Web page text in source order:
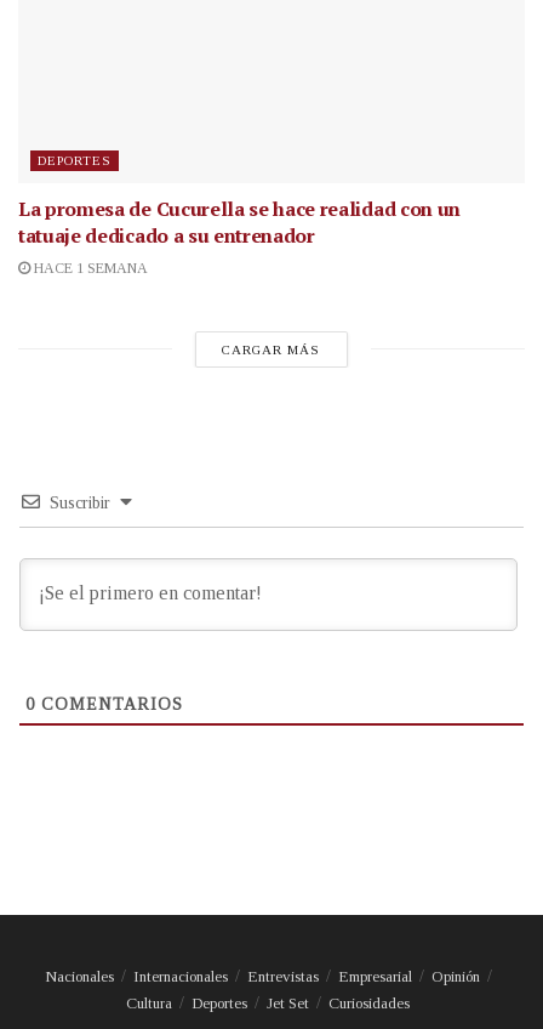
DEPORTES
La promesa de Cucurella se hace realidad con un
tatuaje dedicado a su entrenador
HACE 1 SEMANA
CARGAR MÁS
Suscribir
0 COMENTARIOS
Nacionales Internacionales Entrevistas Empresarial
Opinión
Cultura
Deportes Jet Set Curiosidades